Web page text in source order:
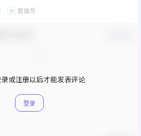
M 管理员
或注册以后才能发表评论
登录